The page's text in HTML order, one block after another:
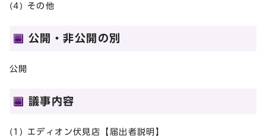
(4) その他
公開・非公開の別
公開
議事内容
(1) エディオン伏見店【届出者説明】